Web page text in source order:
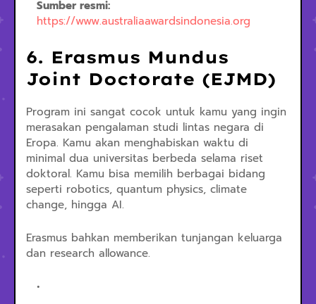
Sumber resmi:
https://www.australiaawardsindonesia.org
6. Erasmus Mundus
Joint Doctorate (EJMD)
Program ini sangat cocok untuk kamu yang ingin
merasakan pengalaman studi lintas negara di
Eropa. Kamu akan menghabiskan waktu di
minimal dua universitas berbeda selama riset
doktoral. Kamu bisa memilih berbagai bidang
seperti robotics, quantum physics, climate
change, hingga AI.
Erasmus bahkan memberikan tunjangan keluarga
dan research allowance.